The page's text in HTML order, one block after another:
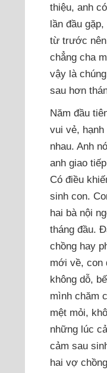
thiệu, anh
lần đầu
từ trước
chẳng cha
vậy là
sau hơn
Năm đầu
vui vẻ,
nhau. Anh
anh giao
Có điều
sinh con.
hai bà nội
tháng đầu.
chồng hay
mới về, con
không dỗ,
mình chăm
mệt mỏi,
những lúc
cảm sau
hai vợ